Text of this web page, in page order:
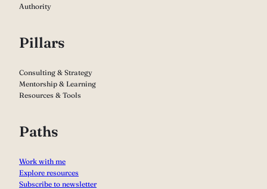
Authority
Pillars
Consulting & Strategy
Mentorship & Learning
Resources & Tools
Paths
Work with me
Explore resources
Subscribe to newsletter